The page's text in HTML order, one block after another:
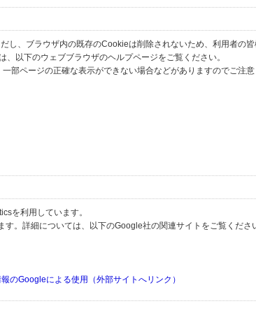
し、ブラウザ内の既存のCookieは削除されないため、利用者の
以下のウェブブラウザのヘルプページをご覧ください。
部ページの正確な表示ができない場合などがありますのでご注意
を利用しています。
。詳細については、以下のGoogle社の関連サイトをご覧くださ
のGoogleによる使用（外部サイトへリンク）